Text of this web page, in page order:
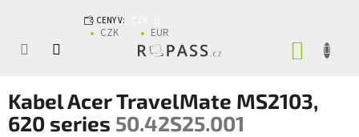
CENY V:
CZK EUR
Kabel Acer TravelMate MS2103,
620 series 50.42S25.001